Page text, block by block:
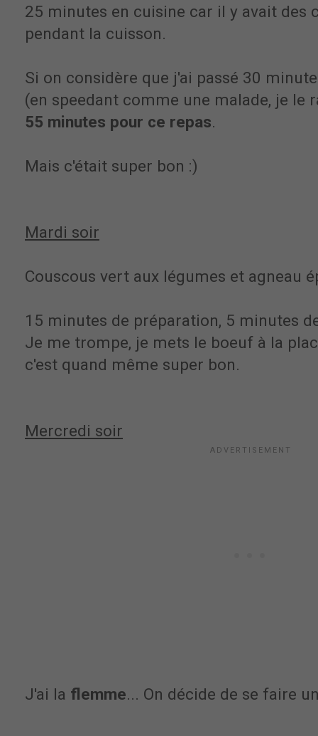
25 minutes en cuisine car il y avait des
pendant la cuisson.
Si on considère que j'ai passé 30
(en speedant comme une malade, je le
55 minutes pour ce repas.
Mais c'était super bon :)
Mardi soir
Couscous vert aux légumes et agneau
15 minutes de préparation, 5 minutes
Je me trompe, je mets le boeuf à la
c'est quand même super bon.
Mercredi soir
J'ai la flemme... On décide de se faire